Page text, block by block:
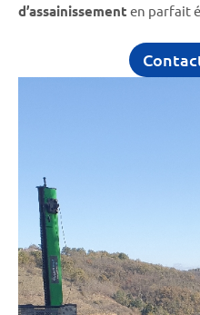
d’assainissement en parfait